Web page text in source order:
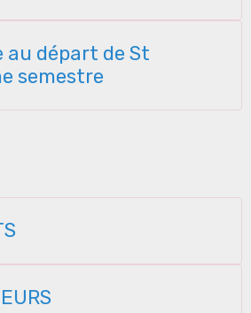
au départ de St
semestre